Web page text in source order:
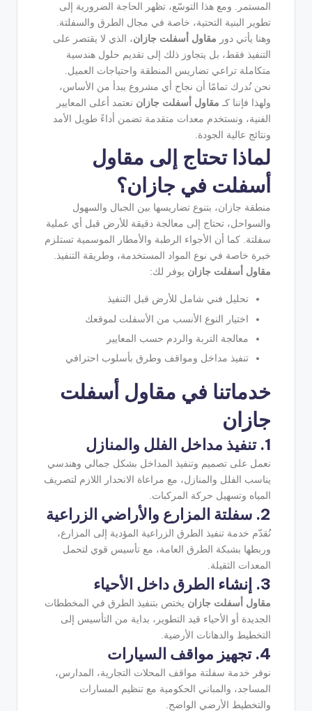
المستمر. ومع هذا التوسّع، تظهر الحاجة الضرورية إلى
تطوير البنية التحتية، خاصة في مجال الطرق والسفلتة.
وهنا يأتي دور مقاول أسفلت جازان، الذي لا يقتصر على
التنفيذ فقط، بل يتجاوز ذلك إلى تقديم حلول هندسية
متكاملة تراعي تضاريس المنطقة واحتياجات العميل.
نحن نُدرك تمامًا أن نجاح أي مشروع يبدأ من الأساس،
ولهذا فإننا كـ مقاول أسفلت جازان نعتمد أعلى المعايير
الفنية، ونستخدم معدات متقدمة تضمن أداءً طويل الأمد
ونتائج عالية الجودة.
لماذا تحتاج إلى مقاول
أسفلت في جازان؟
منطقة جازان، بتنوع تضاريسها بين الجبال والسهول
والسواحل، تحتاج إلى معالجة دقيقة للأرض قبل أي عملية
سفلتة. كما أن الأجواء الرطبة والأمطار الموسمية تستلزم
خبرة خاصة في نوع المواد المستخدمة، وطريقة التنفيذ.
مقاول أسفلت جازان يوفر لك:
تحليل فني شامل للأرض قبل التنفيذ
اختيار النوع الأنسب من الأسفلت لموقعك
معالجة التربة والردم حسب المعايير
تنفيذ مداخل ومواقف وطرق بأسلوب احترافي
خدماتنا في مقاول أسفلت
جازان
1. تنفيذ مداخل الفلل والمنازل
نعمل على تصميم وتنفيذ المداخل بشكل جمالي وهندسي
يناسب الفلل والمنازل، مع مراعاة الانحدار اللازم لتصريف
المياه وتسهيل حركة المركبات.
2. سفلتة المزارع والأراضي الزراعية
نُقدّم خدمة تنفيذ الطرق الزراعية المؤدية إلى المزارع،
وربطها بشبكة الطرق العامة، مع تأسيس قوي لتحمل
المعدات الثقيلة.
3. إنشاء الطرق داخل الأحياء
مقاول أسفلت جازان يختص بتنفيذ الطرق في المخططات
الجديدة أو الأحياء قيد التطوير، بداية من التأسيس إلى
التخطيط والدهانات الأرضية.
4. تجهيز مواقف السيارات
نوفر خدمة سفلتة مواقف المحلات التجارية، المدارس،
المساجد، والمباني الحكومية مع تنظيم المسارات
والتخطيط الأرضي الواضح.